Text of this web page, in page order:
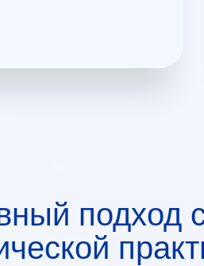
подход